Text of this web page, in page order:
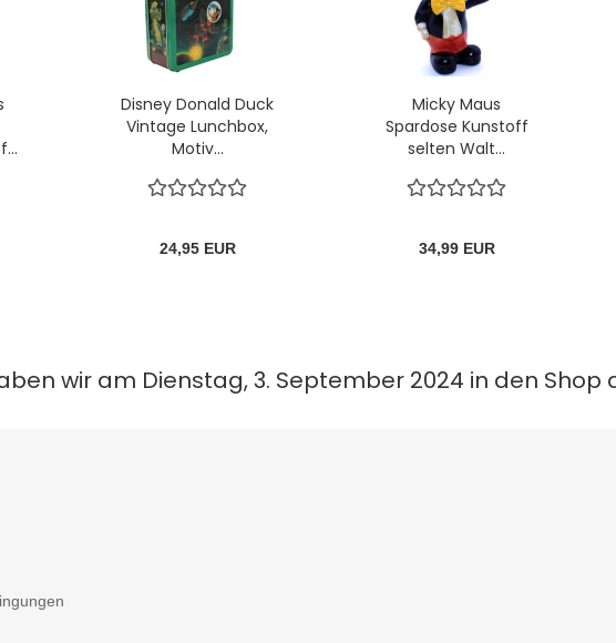
Disney Donald Duck
Vintage Lunchbox,
Motiv...
24,95 EUR
Micky Maus
Spardose Kunstoff
selten Walt...
34,99 EUR
wir am Dienstag, 3. September 2024 in den